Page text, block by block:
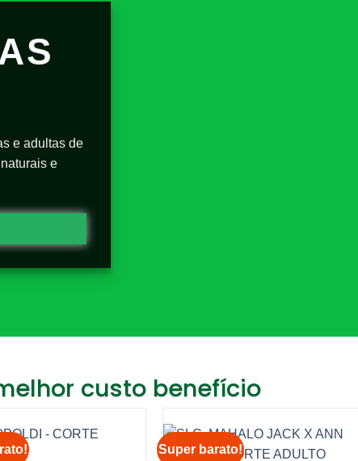
e adultas de
e
custo benefício
Super barato!